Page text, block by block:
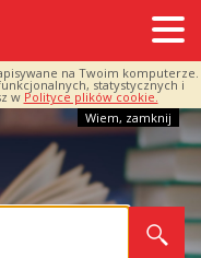
na Twoim komputerze.
statystycznych i
w Polityce plików cookie.
Wiem, zamknij